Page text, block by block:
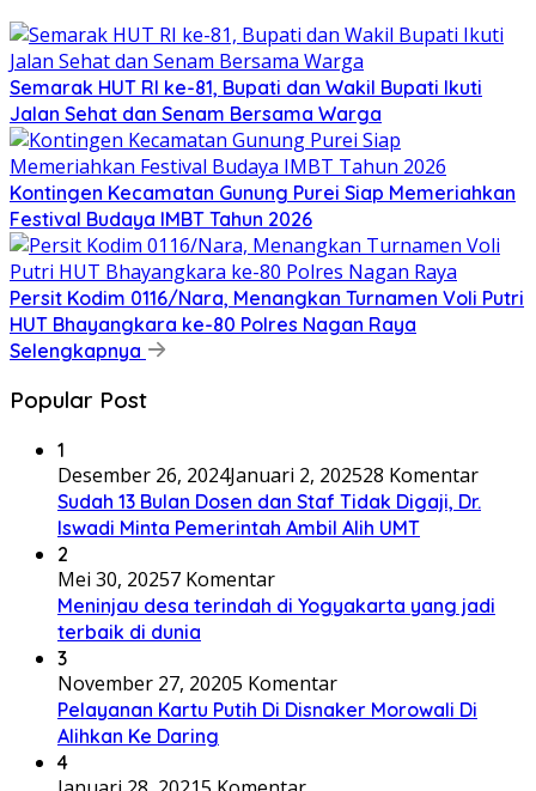
Semarak HUT RI ke-81, Bupati dan Wakil Bupati Ikuti
Jalan Sehat dan Senam Bersama Warga
Kontingen Kecamatan Gunung Purei Siap Memeriahkan
Festival Budaya IMBT Tahun 2026
Persit Kodim 0116/Nara, Menangkan Turnamen Voli Putri
HUT Bhayangkara ke-80 Polres Nagan Raya
Selengkapnya
Popular Post
1
Desember 26, 2024Januari 2, 202528 Komentar
Sudah 13 Bulan Dosen dan Staf Tidak Digaji, Dr.
Iswadi Minta Pemerintah Ambil Alih UMT
2
Mei 30, 20257 Komentar
Meninjau desa terindah di Yogyakarta yang jadi
terbaik di dunia
3
November 27, 20205 Komentar
Pelayanan Kartu Putih Di Disnaker Morowali Di
Alihkan Ke Daring
4